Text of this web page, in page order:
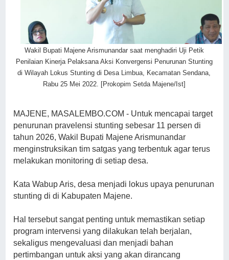
Wakil Bupati Majene Arismunandar saat menghadiri Uji Petik
Penilaian Kinerja Pelaksana Aksi Konvergensi Penurunan Stunting
di Wilayah Lokus Stunting di Desa Limbua, Kecamatan Sendana,
Rabu 25 Mei 2022. [Prokopim Setda Majene/Ist]
MAJENE, MASALEMBO.COM - Untuk mencapai target
penurunan pravelensi stunting sebesar 11 persen di
tahun 2026, Wakil Bupati Majene Arismunandar
menginstruksikan tim satgas yang terbentuk agar terus
melakukan monitoring di setiap desa.
Kata Wabup Aris, desa menjadi lokus upaya penurunan
stunting di di Kabupaten Majene.
Hal tersebut sangat penting untuk memastikan setiap
program intervensi yang dilakukan telah berjalan,
sekaligus mengevaluasi dan menjadi bahan
pertimbangan untuk aksi yang akan dirancang